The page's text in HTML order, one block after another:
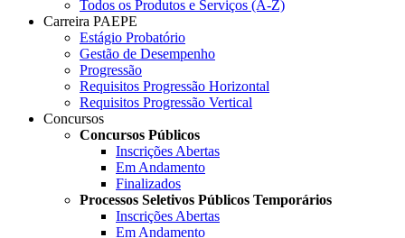
Todos os Produtos e Serviços (A-Z)
Carreira PAEPE
Estágio Probatório
Gestão de Desempenho
Progressão
Requisitos Progressão Horizontal
Requisitos Progressão Vertical
Concursos
Concursos Públicos
Inscrições Abertas
Em Andamento
Finalizados
Processos Seletivos Públicos Temporários
Inscrições Abertas
Em Andamento